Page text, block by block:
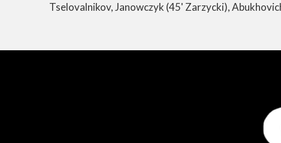
Tselovalnikov, Janowczyk (45' Zarzycki),